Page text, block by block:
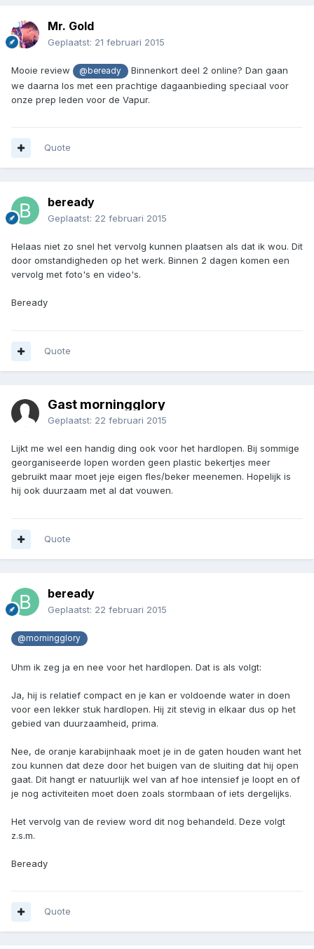
Mr. Gold
Geplaatst: 21 februari 2015
Mooie review @beready
Binnenkort deel 2 online? Dan gaan
we daarna los met een prachtige dagaanbieding speciaal voor
onze prep leden voor de Vapur.
Quote
beready
Geplaatst: 22 februari 2015
Helaas niet zo snel het vervolg kunnen plaatsen als dat ik wou. Dit
door omstandigheden op het werk. Binnen 2 dagen komen een
vervolg met foto's en video's.
Beready
Quote
Gast morningglory
Geplaatst: 22 februari 2015
Lijkt me wel een handig ding ook voor het hardlopen. Bij sommige
georganiseerde lopen worden geen plastic bekertjes meer
gebruikt maar moet jeje eigen fles/beker meenemen. Hopelijk is
hij ook duurzaam met al dat vouwen.
Quote
beready
Geplaatst: 22 februari 2015
@morningglory
Uhm ik zeg ja en nee voor het hardlopen. Dat is als volgt:
Ja, hij is relatief compact en je kan er voldoende water in doen
voor een lekker stuk hardlopen. Hij zit stevig in elkaar dus op het
gebied van duurzaamheid, prima.
Nee, de oranje karabijnhaak moet je in de gaten houden want het
zou kunnen dat deze door het buigen van de sluiting dat hij open
gaat. Dit hangt er natuurlijk wel van af hoe intensief je loopt en of
je nog activiteiten moet doen zoals stormbaan of iets dergelijks.
Het vervolg van de review word dit nog behandeld. Deze volgt
z.s.m.
Beready
Quote